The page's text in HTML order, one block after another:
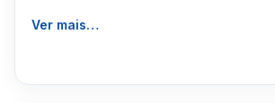
Ver mais…